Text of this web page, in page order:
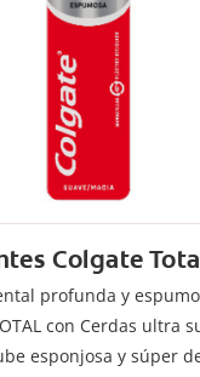
Colgate
profunda y
con Cerdas ultra
esponjosa y súper